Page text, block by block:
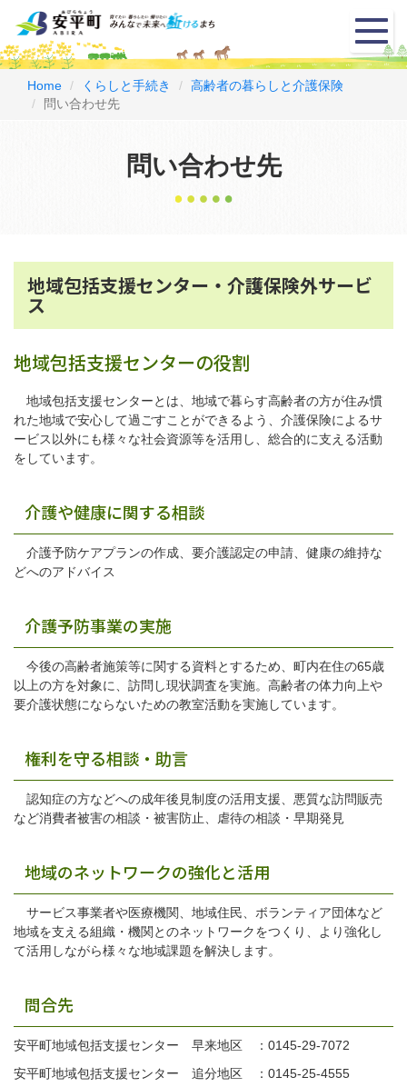
メ
ニ
ュ
Home くらしと手続き
高齢者の暮らしと介護保険
問い合わせ先
問い合わせ先
地域包括支援センター・介護保険外サービ
ス
地域包括支援センターの役割
地域包括支援センターとは、地域で暮らす高齢者の方が住み慣
れた地域で安心して過ごすことができるよう、介護保険によるサ
ービス以外にも様々な社会資源等を活用し、総合的に支える活動
をしています。
介護や健康に関する相談
介護予防ケアプランの作成、要介護認定の申請、健康の維持な
どへのアドバイス
介護予防事業の実施
今後の高齢者施策等に関する資料とするため、町内在住の65歳
以上の方を対象に、訪問し現状調査を実施。高齢者の体力向上や
要介護状態にならないための教室活動を実施しています。
権利を守る相談・助言
認知症の方などへの成年後見制度の活用支援、悪質な訪問販売
など消費者被害の相談・被害防止、虐待の相談・早期発見
地域のネットワークの強化と活用
サービス事業者や医療機関、地域住民、ボランティア団体など
地域を支える組織・機関とのネットワークをつくり、より強化し
て活用しながら様々な地域課題を解決します。
問合先
安平町地域包括支援センター 早来地区 ：0145-29-7072
安平町地域包括支援センター 追分地区 ：0145-25-4555